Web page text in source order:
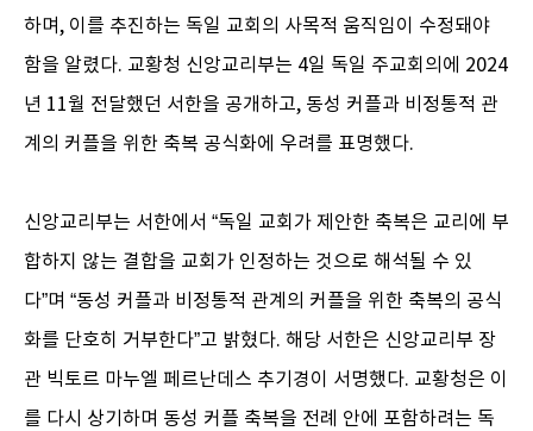
하며, 이를 추진하는 독일 교회의 사목적 움직임이 수정돼야
함을 알렸다. 교황청 신앙교리부는 4일 독일 주교회의에 2024
년 11월 전달했던 서한을 공개하고, 동성 커플과 비정통적 관
계의 커플을 위한 축복 공식화에 우려를 표명했다.
신앙교리부는 서한에서 “독일 교회가 제안한 축복은 교리에 부
합하지 않는 결합을 교회가 인정하는 것으로 해석될 수 있
다”며 “동성 커플과 비정통적 관계의 커플을 위한 축복의 공식
화를 단호히 거부한다”고 밝혔다. 해당 서한은 신앙교리부 장
관 빅토르 마누엘 페르난데스 추기경이 서명했다. 교황청은 이
를 다시 상기하며 동성 커플 축복을 전례 안에 포함하려는 독